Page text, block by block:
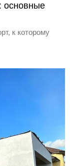
основные
к которому